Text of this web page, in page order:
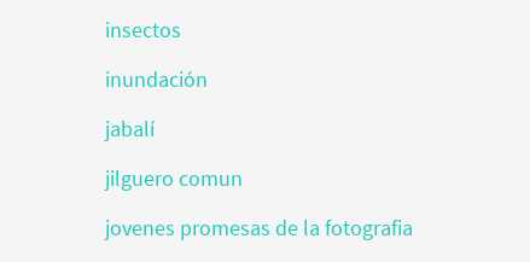
insectos
inundación
jabalí
jilguero comun
jovenes promesas de la fotografia